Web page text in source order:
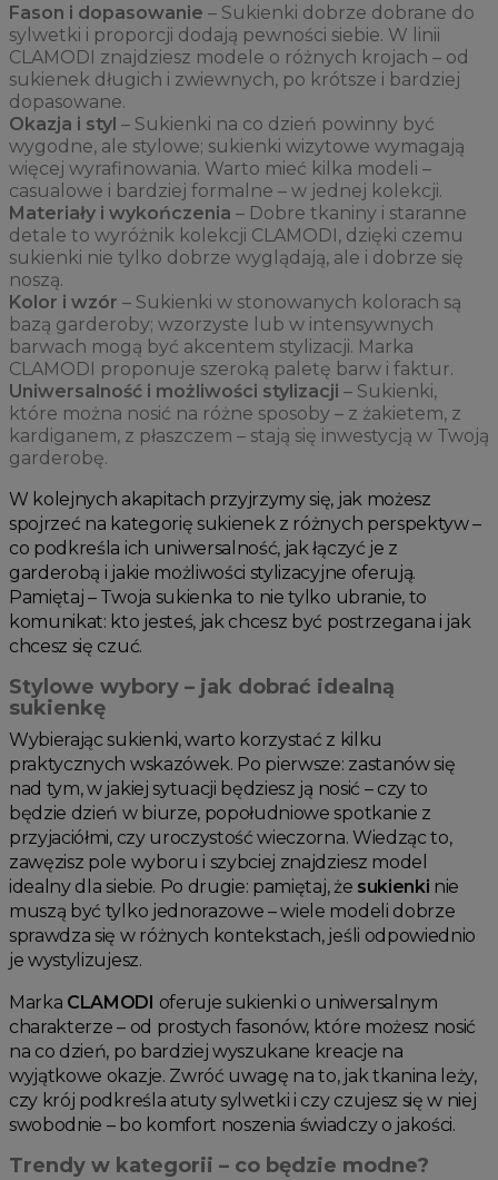
Fason i dopasowanie – Sukienki dobrze dobrane do
sylwetki i proporcji dodają pewności siebie. W linii
CLAMODI znajdziesz modele o różnych krojach – od
sukienek długich i zwiewnych, po krótsze i bardziej
dopasowane.
Okazja i styl – Sukienki na co dzień powinny być
wygodne, ale stylowe; sukienki wizytowe wymagają
więcej wyrafinowania. Warto mieć kilka modeli –
casualowe i bardziej formalne – w jednej kolekcji.
Materiały i wykończenia – Dobre tkaniny i staranne
detale to wyróżnik kolekcji CLAMODI, dzięki czemu
sukienki nie tylko dobrze wyglądają, ale i dobrze się
noszą.
Kolor i wzór – Sukienki w stonowanych kolorach są
bazą garderoby; wzorzyste lub w intensywnych
barwach mogą być akcentem stylizacji. Marka
CLAMODI proponuje szeroką paletę barw i faktur.
Uniwersalność i możliwości stylizacji – Sukienki,
które można nosić na różne sposoby – z żakietem, z
kardiganem, z płaszczem – stają się inwestycją w Twoją
garderobę.
W kolejnych akapitach przyjrzymy się, jak możesz
spojrzeć na kategorię sukienek z różnych perspektyw –
co podkreśla ich uniwersalność, jak łączyć je z
garderobą i jakie możliwości stylizacyjne oferują.
Pamiętaj – Twoja sukienka to nie tylko ubranie, to
komunikat: kto jesteś, jak chcesz być postrzegana i jak
chcesz się czuć.
Stylowe wybory – jak dobrać idealną
sukienkę
Wybierając sukienki, warto korzystać z kilku
praktycznych wskazówek. Po pierwsze: zastanów się
nad tym, w jakiej sytuacji będziesz ją nosić – czy to
będzie dzień w biurze, popołudniowe spotkanie z
przyjaciółmi, czy uroczystość wieczorna. Wiedząc to,
zawęzisz pole wyboru i szybciej znajdziesz model
idealny dla siebie. Po drugie: pamiętaj, że sukienki nie
muszą być tylko jednorazowe – wiele modeli dobrze
sprawdza się w różnych kontekstach, jeśli odpowiednio
je wystylizujesz.
Marka CLAMODI oferuje sukienki o uniwersalnym
charakterze – od prostych fasonów, które możesz nosić
na co dzień, po bardziej wyszukane kreacje na
wyjątkowe okazje. Zwróć uwagę na to, jak tkanina leży,
czy krój podkreśla atuty sylwetki i czy czujesz się w niej
swobodnie – bo komfort noszenia świadczy o jakości.
Trendy w kategorii – co będzie modne?